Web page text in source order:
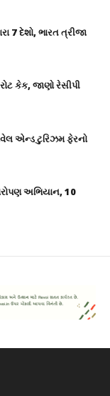
7 દેશો, ભારત ત્રીજા
કેક, જાણો રેસીપી
એન્ડ ટુરિઝમ ફેરનો
અભિયાન, 10